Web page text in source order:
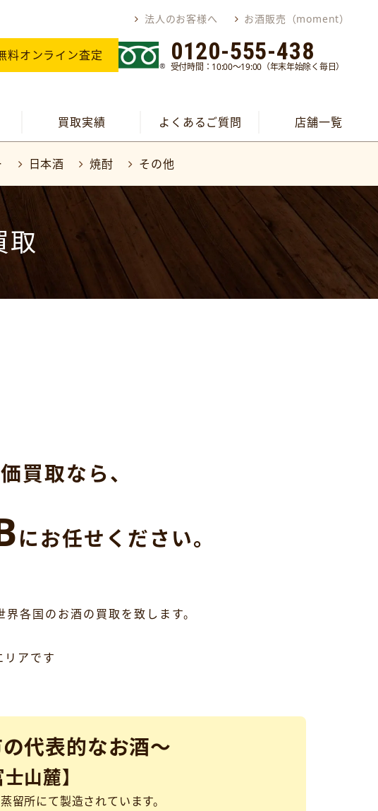
法人のお客様へ お酒販売（moment）
料オンライン査定 0120-555-438
受付時間：10:00～19:00（年末年始除く毎日）
買取実績 よくあるご質問 店舗一覧
日本酒 焼酎 その他
取
買取なら、
にお任せください。
各国のお酒の買取を致します。
リアです
代表的なお酒～
士山麓】
留所にて製造されています。